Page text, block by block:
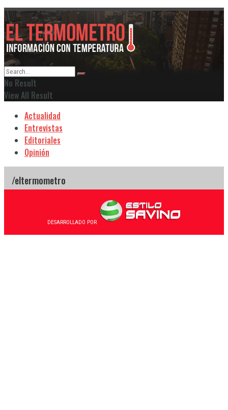
No Result
View All Result
Actualidad
Entrevistas
Editoriales
Opinión
DESARROLLADO POR